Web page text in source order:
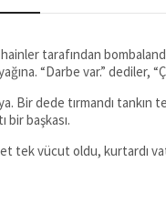
tarafından
“Darbe var.” dediler,
Bir dede tırmandı
bir başkası.
tek vücut oldu, kurtardı